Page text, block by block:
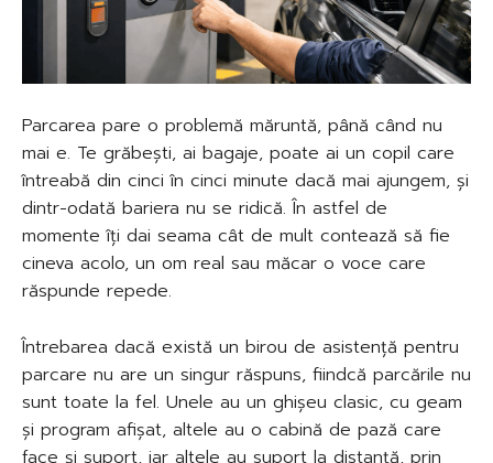
Parcarea pare o problemă măruntă, până când nu
mai e. Te grăbești, ai bagaje, poate ai un copil care
întreabă din cinci în cinci minute dacă mai ajungem, și
dintr-odată bariera nu se ridică. În astfel de
momente îți dai seama cât de mult contează să fie
cineva acolo, un om real sau măcar o voce care
răspunde repede.
Întrebarea dacă există un birou de asistență pentru
parcare nu are un singur răspuns, fiindcă parcările nu
sunt toate la fel. Unele au un ghișeu clasic, cu geam
și program afișat, altele au o cabină de pază care
face și suport, iar altele au suport la distanță, prin